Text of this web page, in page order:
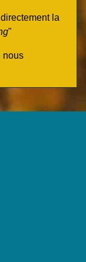
la
"
nous